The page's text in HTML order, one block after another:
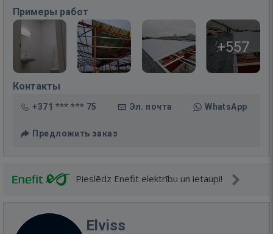
Примеры работ
+557
Контакты
+371 *** *** 75 Эл. почта WhatsApp
Предложить заказ
Pieslēdz Enefit elektrību un ietaupi!
Elviss